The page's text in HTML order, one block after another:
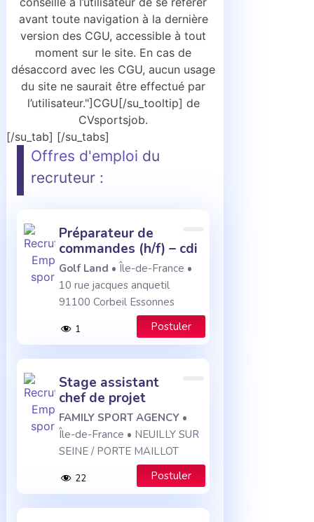
avant toute navigation à la dernière
version des CGU, accessible à tout
moment sur le site. En cas de
désaccord avec les CGU, aucun usage
du site ne saurait être effectué par
l’utilisateur."]CGU[/su_tooltip] de
CVsportsjob.
[/su_tab] [/su_tabs]
Offres d'emploi du
recruteur :
préparateur de
commandes (h/f) – cdi
Golf Land • Île-de-France •
10 rue jacques anquetil
91100 Corbeil Essonnes
1 Postuler
stage assistant
chef de projet
FAMILY SPORT AGENCY •
Île-de-France • NEUILLY SUR
SEINE / PORTE MAILLOT
22 Postuler